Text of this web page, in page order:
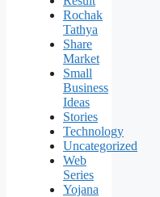
Rochak
Tathya
Share
Market
Small
Business
Ideas
Stories
Technology
Uncategorized
Web
Series
Yojana